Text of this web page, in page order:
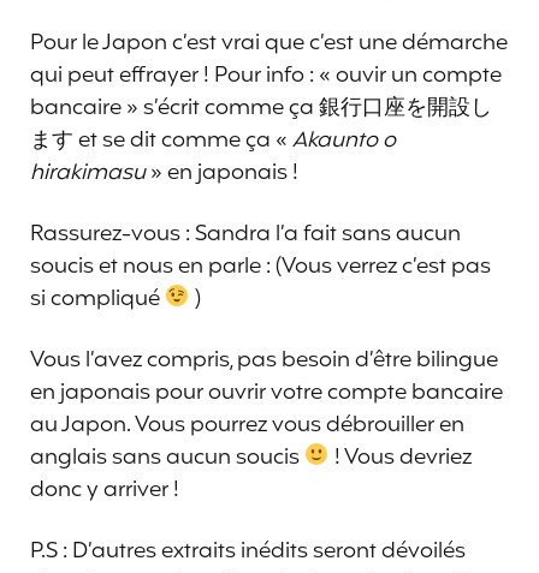
Pour le Japon c’est vrai que c’est une démarche
qui peut effrayer ! Pour info : « ouvir un compte
bancaire » s’écrit comme ça 銀行口座を開設し
ます et se dit comme ça «Akaunto o
hirakimasu» en japonais !
Rassurez-vous : Sandra l’a fait sans aucun
soucis et nous en parle : (Vous verrez c’est pas
si compliqué
)
Vous l’avez compris, pas besoin d’être bilingue
en japonais pour ouvrir votre compte bancaire
au Japon. Vous pourrez vous débrouiller en
anglais sans aucun soucis
! Vous devriez
donc y arriver !
P.S : D’autres extraits inédits seront dévoilés